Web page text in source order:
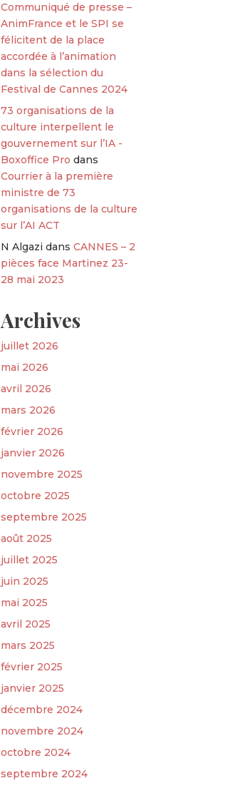
Communiqué de presse –
AnimFrance et le SPI se
félicitent de la place
accordée à l’animation
dans la sélection du
Festival de Cannes 2024
73 organisations de la
culture interpellent le
gouvernement sur l’IA -
Boxoffice Pro dans
Courrier à la première
ministre de 73
organisations de la culture
sur l’AI ACT
N Algazi dansCANNES – 2
pièces face Martinez 23-
28 mai 2023
Archives
juillet 2026
mai 2026
avril 2026
mars 2026
février 2026
janvier 2026
novembre 2025
octobre 2025
septembre 2025
août 2025
juillet 2025
juin 2025
mai 2025
avril 2025
mars 2025
février 2025
janvier 2025
décembre 2024
novembre 2024
octobre 2024
septembre 2024